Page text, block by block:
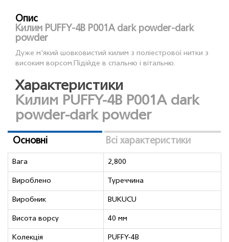
Опис
Килим PUFFY-4B P001A dark powder-dark
powder
Дуже м'який шовковистий килим з поліестрової нитки з
високим ворсом.Пiдiйде в спальню і вітальню.
Характеристики
Килим PUFFY-4B P001A dark
powder-dark powder
Основні Всі характеристики
Вага 2,800
Вироблено Туреччина
Виробник BUKUСU
Висота ворсу 40 мм
Колекція PUFFY-4B